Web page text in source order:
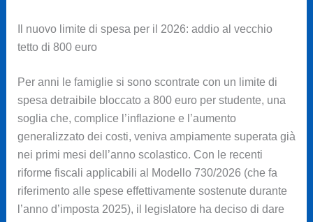
Il nuovo limite di spesa per il 2026: addio al vecchio
tetto di 800 euro
Per anni le famiglie si sono scontrate con un limite di
spesa detraibile bloccato a 800 euro per studente, una
soglia che, complice l’inflazione e l’aumento
generalizzato dei costi, veniva ampiamente superata già
nei primi mesi dell’anno scolastico. Con le recenti
riforme fiscali applicabili al Modello 730/2026 (che fa
riferimento alle spese effettivamente sostenute durante
l’anno d’imposta 2025), il legislatore ha deciso di dare